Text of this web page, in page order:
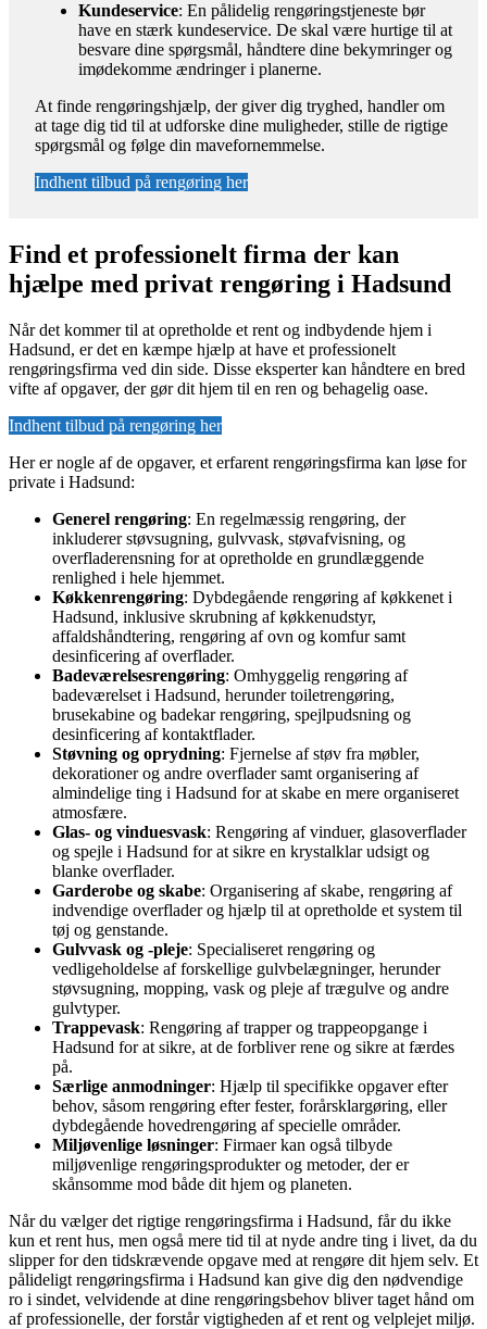
Kundeservice: En pålidelig rengøringstjeneste bør
have en stærk kundeservice. De skal være hurtige til at
besvare dine spørgsmål, håndtere dine bekymringer og
imødekomme ændringer i planerne.
At finde rengøringshjælp, der giver dig tryghed, handler om
at tage dig tid til at udforske dine muligheder, stille de rigtige
spørgsmål og følge din mavefornemmelse.
Indhent tilbud på rengøring her
Find et professionelt firma der kan
hjælpe med privat rengøring i Hadsund
Når det kommer til at opretholde et rent og indbydende hjem i
Hadsund, er det en kæmpe hjælp at have et professionelt
rengøringsfirma ved din side. Disse eksperter kan håndtere en bred
vifte af opgaver, der gør dit hjem til en ren og behagelig oase.
Indhent tilbud på rengøring her
Her er nogle af de opgaver, et erfarent rengøringsfirma kan løse for
private i Hadsund:
Generel rengøring: En regelmæssig rengøring, der
inkluderer støvsugning, gulvvask, støvafvisning, og
overfladerensning for at opretholde en grundlæggende
renlighed i hele hjemmet.
Køkkenrengøring: Dybdegående rengøring af køkkenet i
Hadsund, inklusive skrubning af køkkenudstyr,
affaldshåndtering, rengøring af ovn og komfur samt
desinficering af overflader.
Badeværelsesrengøring: Omhyggelig rengøring af
badeværelset i Hadsund, herunder toiletrengøring,
brusekabine og badekar rengøring, spejlpudsning og
desinficering af kontaktflader.
Støvning og oprydning: Fjernelse af støv fra møbler,
dekorationer og andre overflader samt organisering af
almindelige ting i Hadsund for at skabe en mere organiseret
atmosfære.
Glas- og vinduesvask: Rengøring af vinduer, glasoverflader
og spejle i Hadsund for at sikre en krystalklar udsigt og
blanke overflader.
Garderobe og skabe: Organisering af skabe, rengøring af
indvendige overflader og hjælp til at opretholde et system til
tøj og genstande.
Gulvvask og -pleje: Specialiseret rengøring og
vedligeholdelse af forskellige gulvbelægninger, herunder
støvsugning, mopping, vask og pleje af trægulve og andre
gulvtyper.
Trappevask: Rengøring af trapper og trappeopgange i
Hadsund for at sikre, at de forbliver rene og sikre at færdes
på.
Særlige anmodninger: Hjælp til specifikke opgaver efter
behov, såsom rengøring efter fester, forårsklargøring, eller
dybdegående hovedrengøring af specielle områder.
Miljøvenlige løsninger: Firmaer kan også tilbyde
miljøvenlige rengøringsprodukter og metoder, der er
skånsomme mod både dit hjem og planeten.
Når du vælger det rigtige rengøringsfirma i Hadsund, får du ikke
kun et rent hus, men også mere tid til at nyde andre ting i livet, da du
slipper for den tidskrævende opgave med at rengøre dit hjem selv. Et
pålideligt rengøringsfirma i Hadsund kan give dig den nødvendige
ro i sindet, velvidende at dine rengøringsbehov bliver taget hånd om
af professionelle, der forstår vigtigheden af et rent og velplejet miljø.